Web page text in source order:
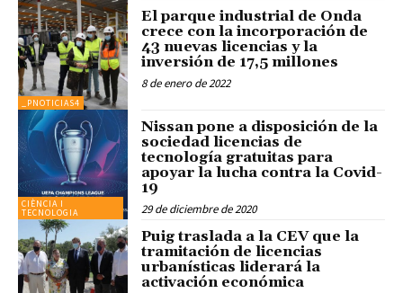
_PNOTICIAS4
El parque industrial de Onda
crece con la incorporación de
43 nuevas licencias y la
inversión de 17,5 millones
8 de enero de 2022
CIÈNCIA I
TECNOLOGIA
Nissan pone a disposición de la
sociedad licencias de
tecnología gratuitas para
apoyar la lucha contra la Covid-
19
29 de diciembre de 2020
Puig traslada a la CEV que la
tramitación de licencias
urbanísticas liderará la
activación económica